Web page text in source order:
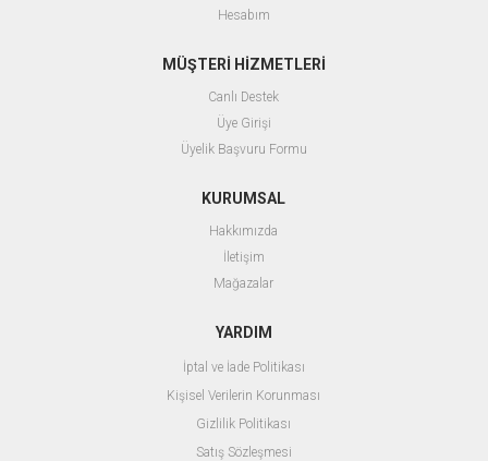
Hesabım
MÜŞTERİ HİZMETLERİ
Canlı Destek
Üye Girişi
Üyelik Başvuru Formu
KURUMSAL
Hakkımızda
İletişim
Mağazalar
YARDIM
İptal ve İade Politikası
Kişisel Verilerin Korunması
Gizlilik Politikası
Satış Sözleşmesi